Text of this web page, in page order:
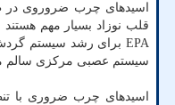
اسیدهای چرب ضروروی در
قلب نوزاد بسیار مهم
سیستم عصبی مرکزی سالم
اسیدهای چرب ضروری با